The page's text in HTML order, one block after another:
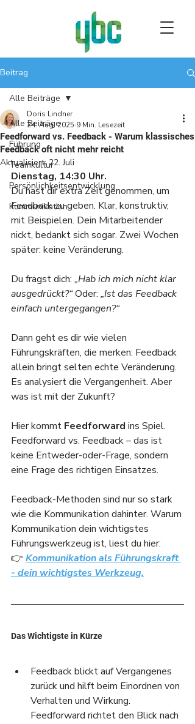
Beitrag
Alle Beiträge
Führung
Teamkultur
Persönlichkeitsentwicklung
Kommunikation
Alle Beiträge
Feedforward vs. Feedback - Warum klassisches
Feedback oft nicht mehr reicht
Doris Lindner
24. Aug. 2025 9 Min. Lesezeit
Aktualisiert:22. Juli
Dienstag, 14:30 Uhr.
Du hast dir extra Zeit genommen, um
Feedback zu geben. Klar, konstruktiv,
mit Beispielen. Dein Mitarbeitender
nickt, bedankt sich sogar. Zwei Wochen
später: keine Veränderung.
Du fragst dich: „Hab ich mich nicht klar
ausgedrückt?“ Oder: „Ist das Feedback
einfach untergegangen?“
Dann geht es dir wie vielen
Führungskräften, die merken: Feedback
allein bringt selten echte Veränderung.
Es analysiert die Vergangenheit. Aber
was ist mit der Zukunft?
Hier kommt Feedforward ins Spiel.
Feedforward vs. Feedback – das ist
keine Entweder-oder-Frage, sondern
eine Frage des richtigen Einsatzes.
Feedback-Methoden sind nur so stark
wie die Kommunikation dahinter. Warum
Kommunikation dein wichtigstes
Führungswerkzeug ist, liest du hier:
👉 Kommunikation als Führungskraft
- dein wichtigstes Werkzeug.
Das Wichtigste in Kürze
Feedback blickt auf Vergangenes
zurück und hilft beim Einordnen von
Verhalten und Wirkung.
Feedforward richtet den Blick nach